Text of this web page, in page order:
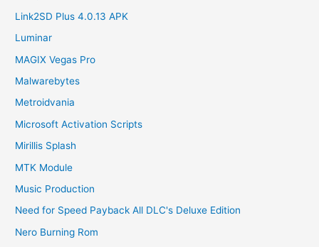
Link2SD Plus 4.0.13 APK
Luminar
MAGIX Vegas Pro
Malwarebytes
Metroidvania
Microsoft Activation Scripts
Mirillis Splash
MTK Module
Music Production
Need for Speed Payback All DLC's Deluxe Edition
Nero Burning Rom